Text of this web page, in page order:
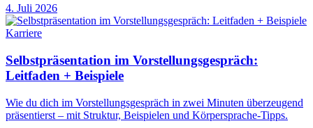
4. Juli 2026
Karriere
Selbstpräsentation im Vorstellungsgespräch:
Leitfaden + Beispiele
Wie du dich im Vorstellungsgespräch in zwei Minuten überzeugend
präsentierst – mit Struktur, Beispielen und Körpersprache-Tipps.